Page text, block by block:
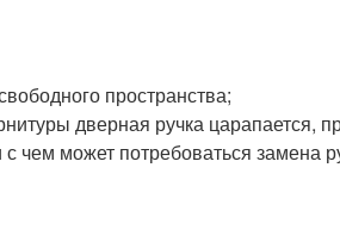
пространства;
дверная ручка царапается,
чем может потребоваться замена